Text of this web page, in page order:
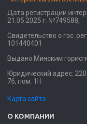
Дата регистрации
21.05.2025 г. №749588,
Свидетельство о гос.
101440401
Выдано Минским
Юридический адрес:
76, пом. 1Н
Карта сайта
О КОМПАНИИ